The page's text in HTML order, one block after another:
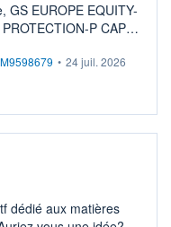
GS EUROPE EQUITY-
P CAP
...
M9598679 • 24 juil. 2026
dédié aux matières